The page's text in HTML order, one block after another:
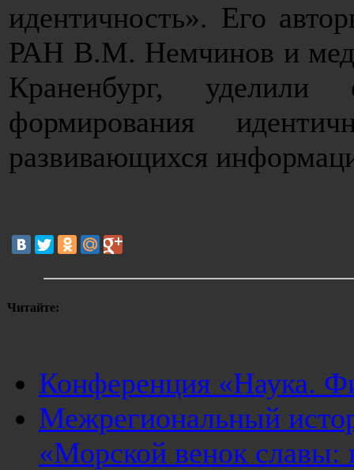
идентичность». Его
РАН В.М. Немчинов и
Краненбург, уделили
формирования
развивающихся
Читайте:
Конференция «Наука.
Межрегиональный
«Морской венок славы: